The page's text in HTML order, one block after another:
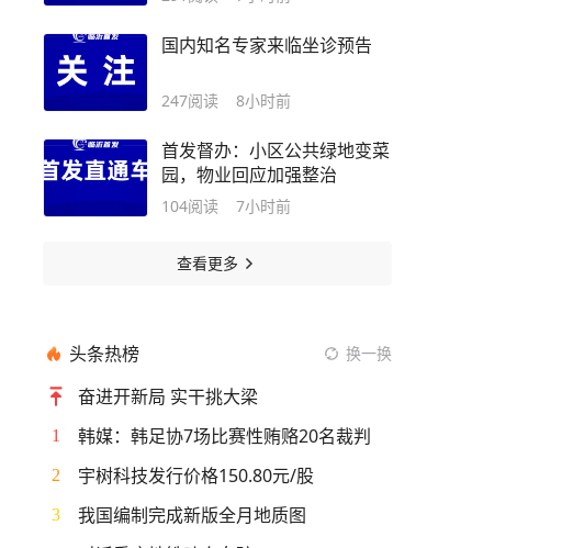
国内知名专家来临坐诊预告
247阅读 8小时前
首发督办：小区公共绿地变菜
园，物业回应加强整治
104阅读 7小时前
查看更多
头条热榜 换一换
奋进开新局 实干挑大梁
1 韩媒：韩足协7场比赛性贿赂20名裁判
2 宇树科技发行价格150.80元/股
3 我国编制完成新版全月地质图